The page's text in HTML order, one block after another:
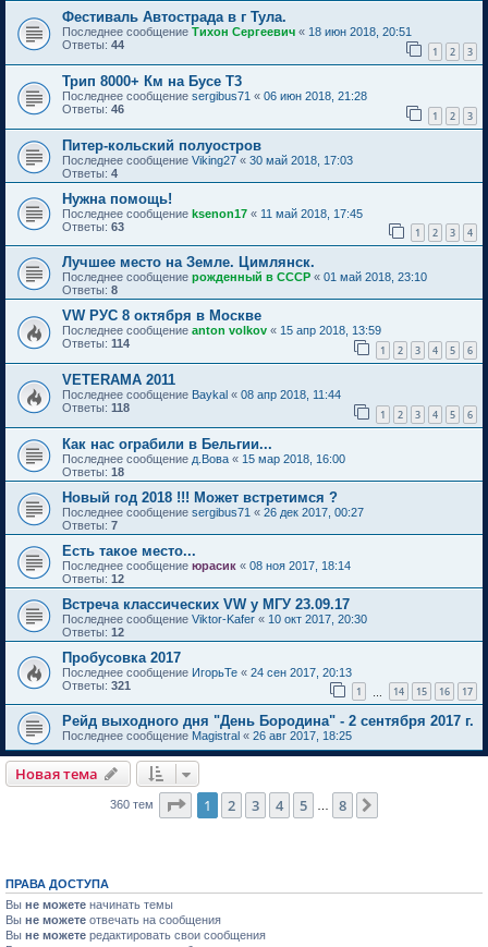
Фестиваль Автострада в г Тула.
Последнее сообщение Тихон Сергеевич « 18 июн 2018, 20:51
Ответы: 44 1 2 3
Трип 8000+ Км на Бусе Т3
Последнее сообщение sergibus71 « 06 июн 2018, 21:28
Ответы: 46 1 2 3
Питер-кольский полуостров
Последнее сообщение Viking27 « 30 май 2018, 17:03
Ответы: 4
Нужна помощь!
Последнее сообщение ksenon17 « 11 май 2018, 17:45
Ответы: 63 1 2 3 4
Лучшее место на Земле. Цимлянск.
Последнее сообщение рожденный в СССР « 01 май 2018, 23:10
Ответы: 8
VW РУС 8 октября в Москве
Последнее сообщение anton volkov « 15 апр 2018, 13:59
Ответы: 114 1 2 3 4 5 6
VETERAMA 2011
Последнее сообщение Baykal « 08 апр 2018, 11:44
Ответы: 118 1 2 3 4 5 6
Как нас ограбили в Бельгии...
Последнее сообщение д.Вова « 15 мар 2018, 16:00
Ответы: 18
Новый год 2018 !!! Может встретимся ?
Последнее сообщение sergibus71 « 26 дек 2017, 00:27
Ответы: 7
Есть такое место...
Последнее сообщение юрасик « 08 ноя 2017, 18:14
Ответы: 12
Встреча классических VW у МГУ 23.09.17
Последнее сообщение Viktor-Kafer « 10 окт 2017, 20:30
Ответы: 12
Пробусовка 2017
Последнее сообщение ИгорьТе « 24 сен 2017, 20:13
Ответы: 321 1 14 15 16 17
Рейд выходного дня "День Бородина" - 2 сентября 2017 г.
Последнее сообщение Magistral « 26 авг 2017, 18:25
Новая тема
360 тем Страница из
1 2 3 4 5 8
ПРАВА ДОСТУПА
Вы не можете начинать темы
Вы не можете отвечать на сообщения
Вы не можете редактировать свои сообщения